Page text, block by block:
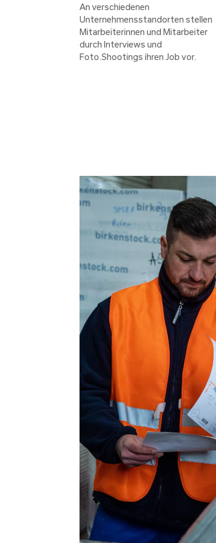
An verschiedenen
Unternehmensstandorten stellen
Mitarbeiterinnen und Mitarbeiter
durch Interviews und
Foto.Shootings ihren Job vor.